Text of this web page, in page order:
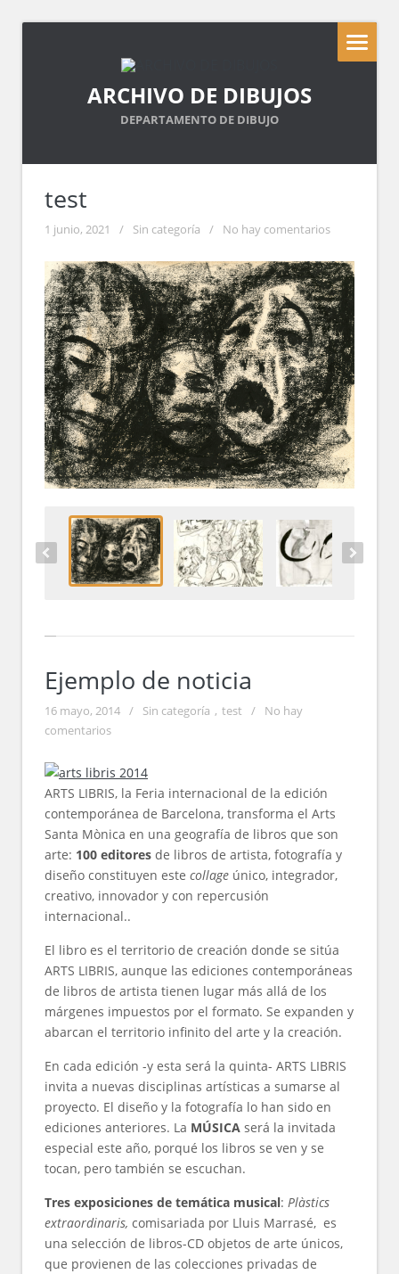
ARCHIVO DE DIBUJOS
DEPARTAMENTO DE DIBUJO
test
1 junio, 2021 / Sin categoría / No hay comentarios
Ejemplo de noticia
16 mayo, 2014 / Sin categoría , test /
No hay
comentarios
ARTS LIBRIS, la Feria internacional de la edición
contemporánea de Barcelona, transforma el Arts
Santa Mònica en una geografía de libros que son
arte: 100 editores de libros de artista, fotografía y
diseño constituyen este collage único, integrador,
creativo, innovador y con repercusión
internacional..
El libro es el territorio de creación donde se sitúa
ARTS LIBRIS, aunque las ediciones contemporáneas
de libros de artista tienen lugar más allá de los
márgenes impuestos por el formato. Se expanden y
abarcan el territorio infinito del arte y la creación.
En cada edición -y esta será la quinta- ARTS LIBRIS
invita a nuevas disciplinas artísticas a sumarse al
proyecto. El diseño y la fotografía lo han sido en
ediciones anteriores. La MÚSICA será la invitada
especial este año, porqué los libros se ven y se
tocan, pero también se escuchan.
Tres exposiciones de temática musical: Plàstics
extraordinaris, comisariada por Lluis Marrasé, es
una selección de libros-CD objetos de arte únicos,
que provienen de las colecciones privadas de